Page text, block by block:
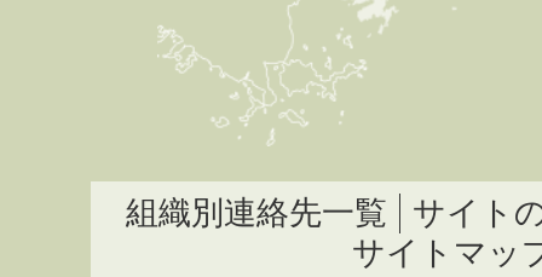
組織別連絡先一覧
サイト
サイトマッ